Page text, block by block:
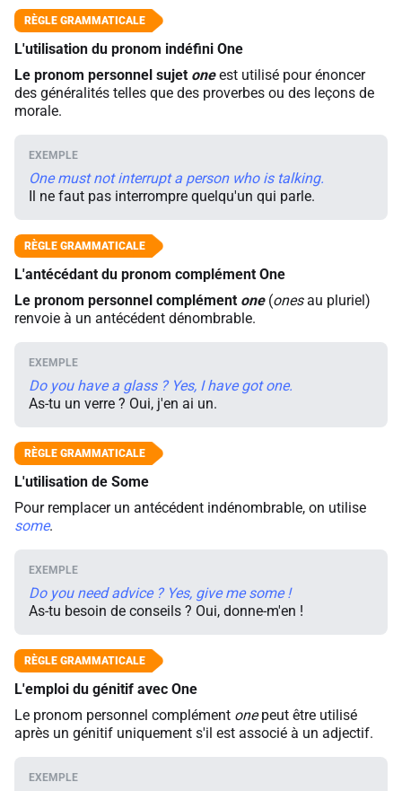
L'utilisation du pronom indéfini One
Le pronom personnel sujet oneest utilisé pour énoncer
des généralités telles que des proverbes ou des leçons de
morale.
One must not interrupt a person who is talking.
Il ne faut pas interrompre quelqu'un qui parle.
L'antécédant du pronom complément One
Le pronom personnel complément one(onesau pluriel)
renvoie à un antécédent dénombrable.
Do you have a glass ? Yes, I have got one.
As-tu un verre ? Oui, j'en ai un.
L'utilisation de Some
Pour remplacer un antécédent indénombrable, on utilise
some.
Do you need advice ? Yes, give me some !
As-tu besoin de conseils ? Oui, donne-m'en !
L'emploi du génitif avec One
Le pronom personnel complément onepeut être utilisé
après un génitif uniquement s'il est associé à un adjectif.